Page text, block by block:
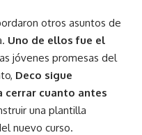
otros asuntos de
Uno de ellos fue el
jóvenes promesas del
Deco sigue
cerrar cuanto antes
una plantilla
nuevo curso.